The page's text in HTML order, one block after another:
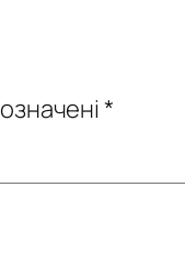
*